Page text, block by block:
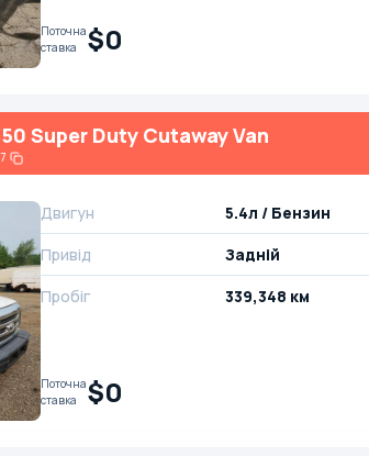
Поточна
ставка
$0
Super Duty Cutaway Van
Двигун
5.4л / Бензин
Привід
Задній
Пробіг
339,348 км
Поточна
ставка
$0